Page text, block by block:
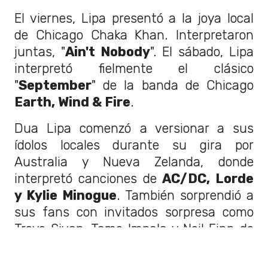
El viernes, Lipa presentó a la joya local
de Chicago Chaka Khan. Interpretaron
juntas, "Ain't Nobody". El sábado, Lipa
interpretó fielmente el clásico
"September" de la banda de Chicago
Earth, Wind & Fire.
Dua Lipa comenzó a versionar a sus
ídolos locales durante su gira por
Australia y Nueva Zelanda, donde
interpretó canciones deAC/DC, Lorde
y Kylie Minogue. También sorprendió a
sus fans con invitados sorpresa como
Troye Sivan, Tame Impala y Neil Finn de